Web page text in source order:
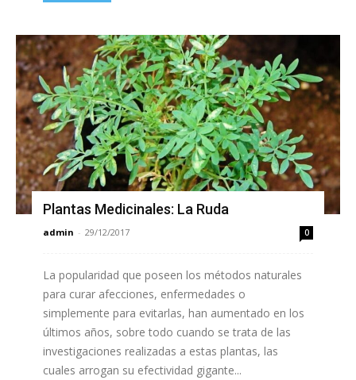
Plantas Medicinales: La Ruda
admin - 29/12/2017 0
La popularidad que poseen los métodos naturales
para curar afecciones, enfermedades o
simplemente para evitarlas, han aumentado en los
últimos años, sobre todo cuando se trata de las
investigaciones realizadas a estas plantas, las
cuales arrogan su efectividad gigante...